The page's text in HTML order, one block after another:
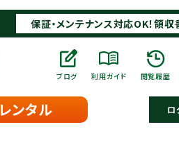
保証・メンテナンス対応OK！領収
ブログ 利用ガイド 閲覧履歴
レンタル ロ